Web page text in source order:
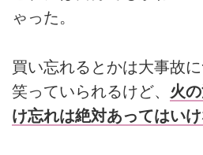
ゃった。
買い忘れるとかは大事故
笑っていられるけど、 火
け忘れは絶対あってはいけ